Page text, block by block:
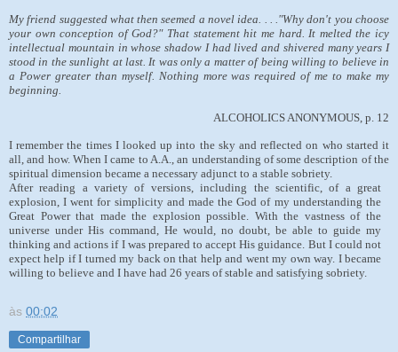
My friend suggested what then seemed a novel idea. . . ."Why don't you choose
your own conception of God?" That statement hit me hard. It melted the icy
intellectual mountain in whose shadow I had lived and shivered many years I
stood in the sunlight at last. It was only a matter of being willing to believe in
a Power greater than myself. Nothing more was required of me to make my
beginning.
ALCOHOLICS ANONYMOUS, p. 12
I remember the times I looked up into the sky and reflected on who started it
all, and how. When I came to A.A., an understanding of some description of the
spiritual dimension became a necessary adjunct to a stable sobriety.
After reading a variety of versions, including the scientific, of a great
explosion, I went for simplicity and made the God of my understanding the
Great Power that made the explosion possible. With the vastness of the
universe under His command, He would, no doubt, be able to guide my
thinking and actions if I was prepared to accept His guidance. But I could not
expect help if I turned my back on that help and went my own way. I became
willing to believe and I have had 26 years of stable and satisfying sobriety.
às 00:02
Compartilhar